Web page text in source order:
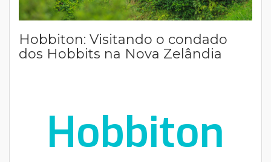
Hobbiton: Visitando o condado
dos Hobbits na Nova Zelândia
Hobbiton